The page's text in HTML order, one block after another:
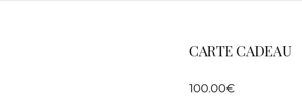
CARTE CADEAU
100.00€